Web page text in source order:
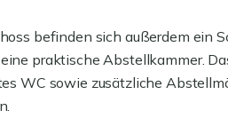
befinden sich außerdem ein
praktische Abstellkammer.
WC sowie zusätzliche